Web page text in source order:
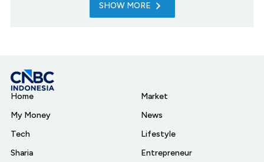
SHOW MORE
Home
My Money
Tech
Sharia
Market
News
Lifestyle
Entrepreneur